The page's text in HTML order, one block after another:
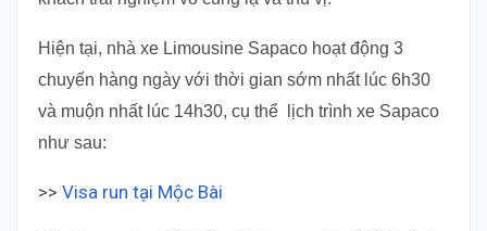
Hiện tại, nhà xe Limousine Sapaco hoạt động 3
chuyến hàng ngày với thời gian sớm nhất lúc 6h30
và muộn nhất lúc 14h30, cụ thể lịch trình xe Sapaco
như sau:
>> Visa run tại Mộc Bài